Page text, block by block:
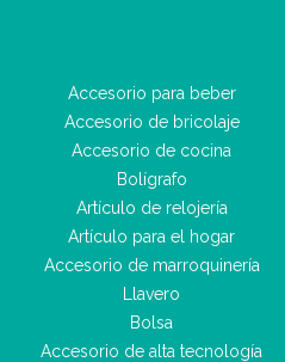
Accesorio para beber
Accesorio de bricolaje
Accesorio de cocina
Bolígrafo
Artículo de relojería
Artículo para el hogar
Accesorio de marroquinería
Llavero
Bolsa
Accesorio de alta tecnología